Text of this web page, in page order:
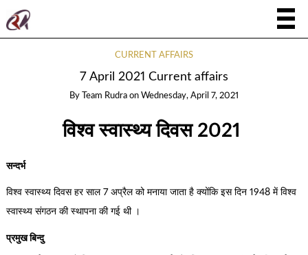
CURRENT AFFAIRS
7 April 2021 Current affairs
By Team Rudra on Wednesday, April 7, 2021
विश्व स्वास्थ्य दिवस 2021
सन्दर्भ
विश्व स्वास्थ्य दिवस हर साल 7 अप्रैल को मनाया जाता है क्योंकि इस दिन 1948 में विश्व
स्वास्थ्य संगठन की स्थापना की गई थी ।
प्रमुख बिन्दु